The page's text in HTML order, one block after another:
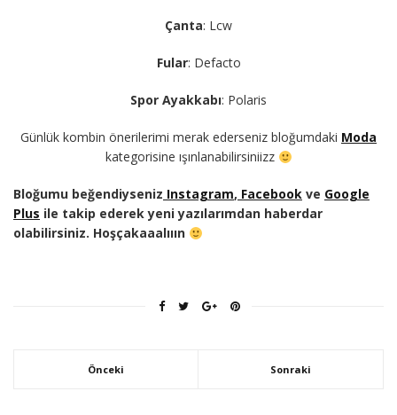
Çanta: Lcw
Fular: Defacto
Spor Ayakkabı: Polaris
Günlük kombin önerilerimi merak ederseniz bloğumdaki Moda
kategorisine ışınlanabilirsiniizz
Bloğumu beğendiyseniz Instagram, Facebook ve Google
Plus ile takip ederek yeni yazılarımdan haberdar
olabilirsiniz. Hoşçakaaalııın
Önceki Sonraki